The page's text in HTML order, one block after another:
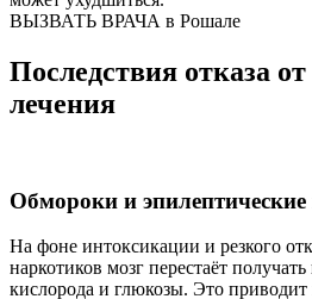
ВЫЗВАТЬ ВРАЧА в Рошале
Последствия отказа
лечения
Обмороки и
На фоне интоксикации и резкого
наркотиков мозг перестаёт
кислорода и глюкозы. Это